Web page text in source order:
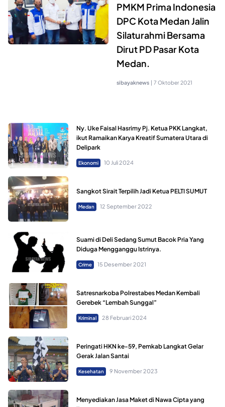
PMKM Prima Indonesia
DPC Kota Medan Jalin
Silaturahmi Bersama
Dirut PD Pasar Kota
Medan.
sibayaknews | 7 Oktober 2021
Ny. Uke Faisal Hasrimy Pj. Ketua PKK Langkat,
ikut Ramaikan Karya Kreatif Sumatera Utara di
Delipark
Ekonomi 10 Juli 2024
Sangkot Sirait Terpilih Jadi Ketua PELTI SUMUT
Medan 12 September 2022
Suami di Deli Sedang Sumut Bacok Pria Yang
Diduga Mengganggu Istrinya.
Crime 15 Desember 2021
Satresnarkoba Polrestabes Medan Kembali
Gerebek “Lembah Sunggal”
Kriminal 28 Februari 2024
Peringati HKN ke-59, Pemkab Langkat Gelar
Gerak Jalan Santai
Kesehatan 9 November 2023
Menyediakan Jasa Maket di Nawa Cipta yang